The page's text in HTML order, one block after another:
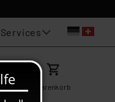
Services
Merkzettel Warenkorb